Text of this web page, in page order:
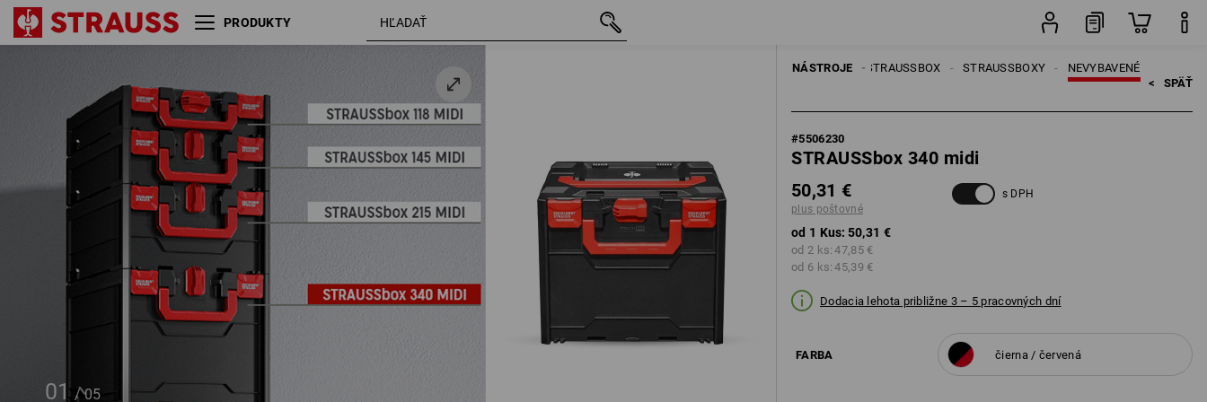
PRODUKTY
01 / 05
NÁSTROJE NEVYBAVENÉ
STRAUSSBOXY
SYSTÉM STRAUSSBOX
RUČNÉ NÁRADIE
< SPÄŤ
#5506230
STRAUSSbox 340 midi
50,31 €
plus poštovné
s DPH
od 1 Kus: 50,31 €
od 2 ks: 47,85 €
od 6 ks: 45,39 €
Dodacia lehota približne 3 – 5 pracovných dní
FARBA čierna / červená
STRAUSSbox 340 midi čierna / červená 50,31 €